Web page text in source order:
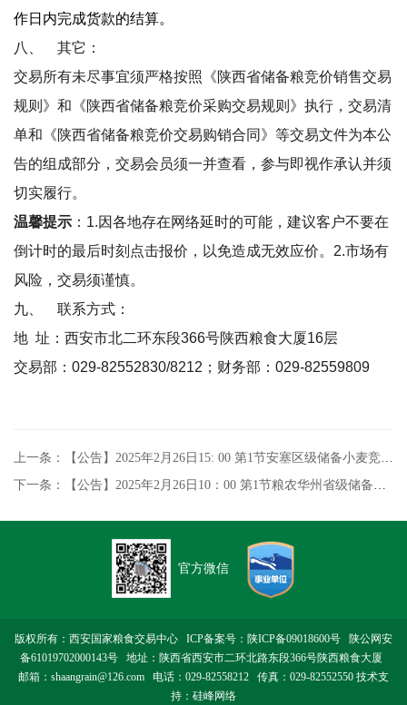
作日内完成货款的结算。
八、
其它：
交易所有未尽事宜须严格按照《陕西省储备粮竞价销售交易
规则》和《陕西省储备粮竞价采购交易规则》执行，交易清
单和《陕西省储备粮竞价交易购销合同》等交易文件为本公
告的组成部分，交易会员须一并查看，参与即视作承认并须
切实履行。
温馨提示 ： 1.因各地存在网络延时的可能，建议客户不要在
倒计时的最后时刻点击报价，以免造成无效应价。 2.市场有
风险，交易须谨慎。
九、
联系方式：
地 址：西安市北二环东段366号陕西粮食大厦16层
交易部： 029-82552830/8212 ；财务部： 029-82559809
上一条：【公告】2025年2月26日15: 00 第1节安塞区级储备小麦竞价销售专场交易
下一条：【公告】2025年2月26日10：00 第1节粮农华州省级储备小麦竞价销售专场交易
官方微信
版权所有：西安国家粮食交易中心 ICP备案号： 陕ICP备09018600号
陕公网安
备61019702000143号地址：陕西省西安市二环北路东段366号陕西粮食大厦
邮箱：shaangrain@126.com 电话：029-82558212 传真：029-82552550 技术支
持： 硅峰网络